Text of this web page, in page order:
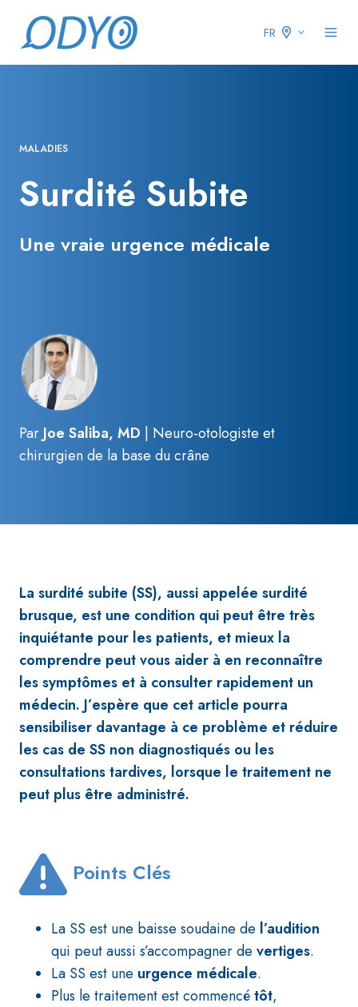
FR
MALADIES
Surdité Subite
Une vraie urgence médicale
Par Joe Saliba, MD | Neuro-otologiste et
chirurgien de la base du crâne
La surdité subite (SS), aussi appelée surdité
brusque, est une condition qui peut être très
inquiétante pour les patients, et mieux la
comprendre peut vous aider à en reconnaître
les symptômes et à consulter rapidement un
médecin. J’espère que cet article pourra
sensibiliser davantage à ce problème et réduire
les cas de SS non diagnostiqués ou les
consultations tardives, lorsque le traitement ne
peut plus être administré.
Points Clés
La SSest une baisse soudaine de l’audition
qui peut aussi s’accompagner de vertiges.
La SSest une urgence médicale.
Plus le traitement est commencétôt,